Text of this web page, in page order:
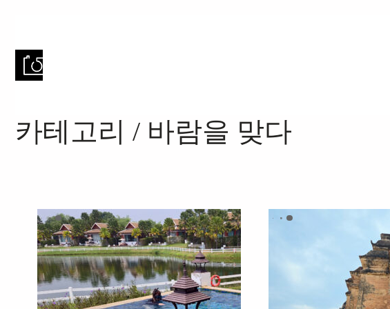
카테고리 / 바람을 맞다